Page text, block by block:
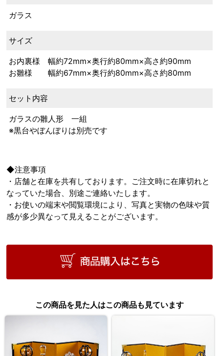
ガラス
サイズ
お内裏様 幅約72mm×奥行約80mm×高さ約90mm
お雛様 幅約67mm×奥行約80mm×高さ約80mm
セット内容
ガラスの雛人形 一組
※黒台やぼんぼりは別売です
◆注意事項
・店舗と在庫を共有しております。ご注文時に在庫切れと
なっていた場合、別途ご連絡いたします。
・お使いの端末や閲覧環境により、写真と実物の色味や質
感が多少異なって見えることがございます。
この商品を見た人はこの商品も見ています